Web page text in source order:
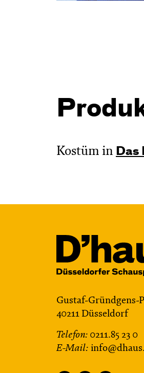
Kostüm in Das
Gustaf-Gründgens-
40211 Düsseldorf
Telefon: 0211.85 23 0
E-Mail: